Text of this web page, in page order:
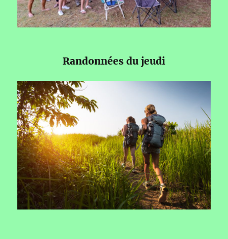
Randonnées du jeudi